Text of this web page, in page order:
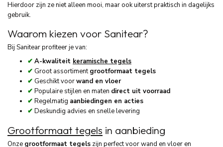
Hierdoor zijn ze niet alleen mooi, maar ook uiterst praktisch in dagelijks
gebruik.
Waarom kiezen voor Sanitear?
Bij Sanitear profiteer je van:
✔ A-kwaliteit keramische tegels
✔ Groot assortimentgrootformaat tegels
✔ Geschikt voorwand en vloer
✔ Populaire stijlen en maten direct uit voorraad
✔ Regelmatig aanbiedingen en acties
✔ Deskundig advies en snelle levering
Grootformaat tegels in aanbieding
Onze grootformaat tegels zijn perfect voor wand en vloer en